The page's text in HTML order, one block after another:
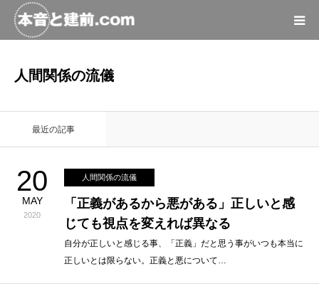
人間関係の流儀
最近の記事
20
MAY
2020
人間関係の流儀
「正義があるから悪がある」正しいと感
じても視点を変えれば異なる
自分が正しいと感じる事、「正義」だと思う事がいつも本当に
正しいとは限らない。正義と悪について…
貧乏人脱皮
管理人の軌跡